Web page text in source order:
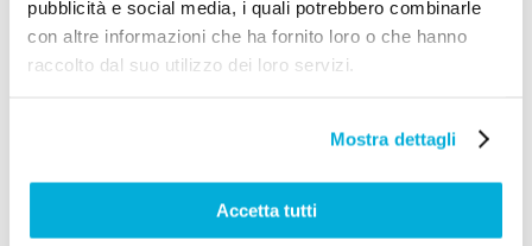
pubblicità e social media, i quali potrebbero combinarle
con altre informazioni che ha fornito loro o che hanno
raccolto dal suo utilizzo dei loro servizi.
Mostra dettagli
Accetta tutti
Programmare qualche prossimo viaggio
dove mangiare. È un’attività che richiede tempo, e che
giornate, per questo motivo per passare una serata
diversa potrebbe essere un’attività giusta cui dedicarsi.